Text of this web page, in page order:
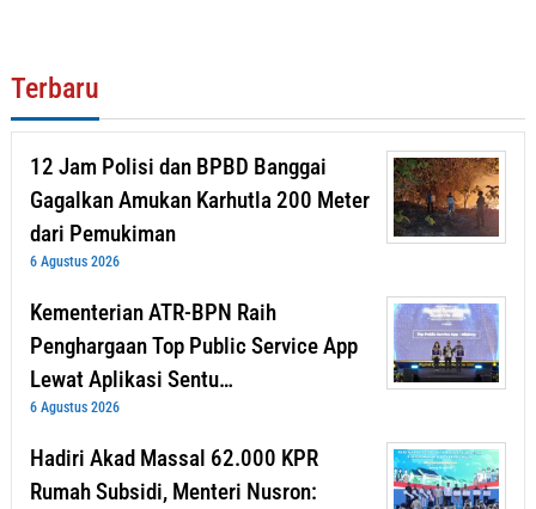
Terbaru
12 Jam Polisi dan BPBD Banggai
Gagalkan Amukan Karhutla 200 Meter
dari Pemukiman
6 Agustus 2026
Kementerian ATR-BPN Raih
Penghargaan Top Public Service App
Lewat Aplikasi Sentu…
6 Agustus 2026
Hadiri Akad Massal 62.000 KPR
Rumah Subsidi, Menteri Nusron: